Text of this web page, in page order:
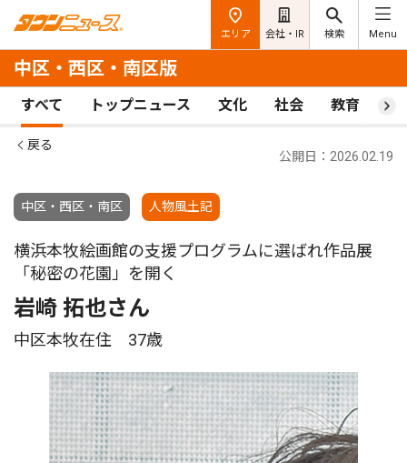
エリア 会社・IR 検索 Menu
中区・西区・南区版
すべて トップニュース 文化 社会 教育 ス
戻る
中区・西区・南区 人物風土記
公開日：2026.02.19
横浜本牧絵画館の支援プログラムに選ばれ作品展
「秘密の花園」を開く
岩崎 拓也さん
中区本牧在住 37歳